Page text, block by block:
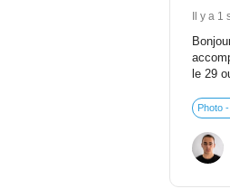
Il y a
le 29
Photo